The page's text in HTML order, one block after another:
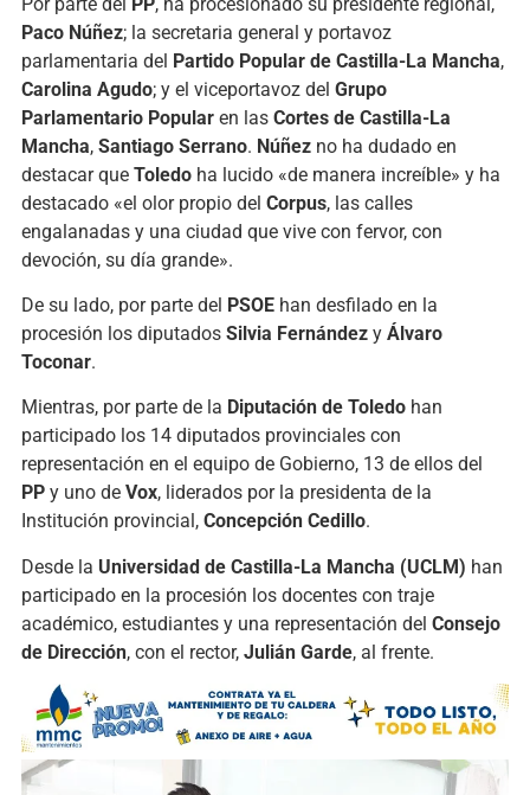
Paco Núñez; la secretaria general y portavoz
parlamentaria del Partido Popular de Castilla-La Mancha,
Carolina Agudo; y el viceportavoz del Grupo
Parlamentario Popularen las Cortes de Castilla-La
Mancha, Santiago Serrano. Núñezno ha dudado en
destacar que Toledoha lucido «de manera increíble» y ha
destacado «el olor propio del Corpus, las calles
engalanadas y una ciudad que vive con fervor, con
devoción, su día grande».
De su lado, por parte del PSOEhan desfilado en la
procesión los diputados Silvia Fernándezy Álvaro
Toconar.
Mientras, por parte de la Diputación de Toledohan
participado los 14 diputados provinciales con
representación en el equipo de Gobierno, 13 de ellos del
PPy uno de Vox, liderados por la presidenta de la
Institución provincial, Concepción Cedillo.
Desde la Universidad de Castilla-La Mancha (UCLM) han
participado en la procesión los docentes con traje
académico, estudiantes y una representación del Consejo
de Dirección, con el rector, Julián Garde, al frente.